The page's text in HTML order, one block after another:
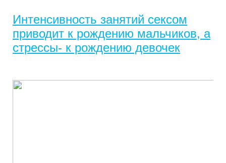
Интенсивность занятий сексом
приводит к рождению мальчиков, а
стрессы- к рождению девочек